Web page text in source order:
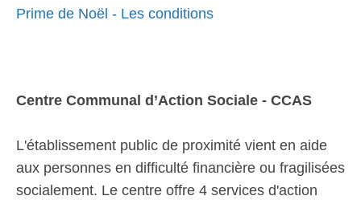
Prime de Noël - Les conditions
Centre Communal d’Action Sociale - CCAS
L'établissement public de proximité vient en aide
aux personnes en difficulté financière ou fragilisées
socialement. Le centre offre 4 services d'action